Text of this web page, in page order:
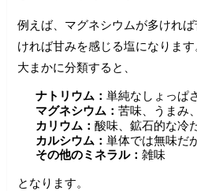
例えば、マグネシウムが多けれ
ければ甘みを感じる塩になります
大まかに分類すると、
ナトリウム： 単純なしょっぱ
マグネシウム： 苦味、うまみ
カリウム： 酸味、鉱石的な冷
カルシウム： 単体では無味だ
その他のミネラル： 雑味
となります。